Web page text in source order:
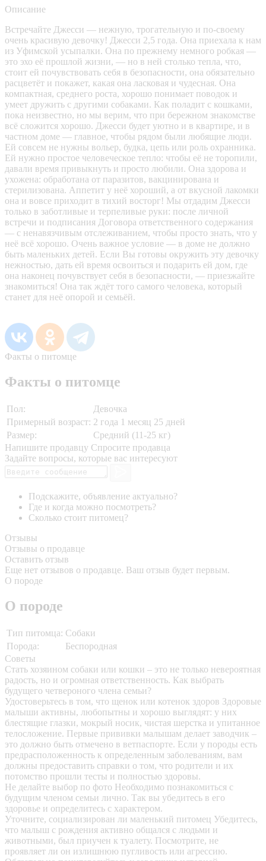
Описание
Встречайте Джесси — нежную, трогательную и по-своему
очень красивую девочку! Джесси 2,5 года. Она приехала к нам
из Уфимской усыпалки. Она по прежнему немного робкая —
это эхо её прошлой жизни, — но в ней столько тепла, что,
стоит ей почувствовать себя в безопасности, она обязательно
расцветёт и покажет, какая она ласковая и чудесная. Она
компактная, среднего роста, хорошо понимает поводок и
умеет дружить с другими собаками. Как поладит с кошками,
пока неизвестно, но мы верим, что при бережном знакомстве
всё сложится хорошо. Джесси будет уютно и в квартире, и в
частном доме — главное, чтобы рядом были любящие люди.
Ей совсем не нужны вольер, будка, цепь или роль охранника.
Ей нужно простое человеческое тепло: чтобы её не торопили,
давали время привыкнуть и просто любили. Она здорова и
ухожена: обработана от паразитов, вакцинирована и
стерилизована. Аппетит у неё хороший, а от вкусной лакомки
она и вовсе приходит в тихий восторг! Мы отдадим Джесси
только в заботливые и терпеливые руки: после личной
встречи и подписания Договора ответственного содержания
— с ненавязчивым отслеживанием, чтобы просто знать, что у
неё всё хорошо. Очень важное условие — в доме не должно
быть маленьких детей. Если Вы готовы окружить эту девочку
нежностью, дать ей время освоиться и подарить ей дом, где
она наконец почувствует себя в безопасности, — приезжайте
знакомиться! Она так ждёт того самого человека, который
станет для неё опорой и семьёй.
Факты о питомце
Факты о питомце
Пол:
Девочка
Примерный возраст: 2 года 1 месяц 25 дней
Размер:
Средний (11-25 кг)
Напишите продавцу Спросите продавца
Задайте вопросы, которые вас интересуют
Подскажите, объявление актуально?
Где и когда можно посмотреть?
Сколько стоит питомец?
Отзывы
Отзывы о продавце
Оставить отзыв
Еще нет отзывов о продавце. Ваш отзыв будет первым.
О породе
О породе
Тип питомца: Собаки
Порода:
Беспородная
Советы
Стать хозяином собаки или кошки – это не только невероятная
радость, но и огромная ответственность. Как выбрать
будущего четвероного члена семьи?
Удостоверьтесь в том, что щенок или котенок здоров Здоровые
малыши активны, любопытны и хорошо выглядят: у них
блестящие глазки, мокрый носик, чистая шерстка и упитанное
телосложение. Первые прививки малышам делает заводчик –
это должно быть отмечено в ветпаспорте. Если у породы есть
предрасположенность к определенным заболеваниям, вам
должны предоставить справки о том, что родители и их
потомство прошли тесты и полностью здоровы.
Не делайте выбор по фото Необходимо познакомиться с
будущим членом семьи лично. Так вы убедитесь в его
здоровье и определитесь с характером.
Уточните, социализирован ли маленький питомец Убедитесь,
что малыш с рождения активно общался с людьми и
животными, был приучен к туалету. Посмотрите, не
проявляет ли он излишнюю пугливость или агрессию.